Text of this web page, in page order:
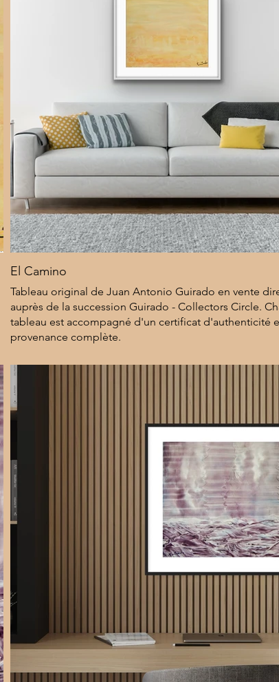
El Camino
Tableau original de Juan Antonio Guirado en vente
auprès de la succession Guirado - Collectors Circle.
tableau est accompagné d'un certificat d'authenticité
provenance complète.
7 000 $